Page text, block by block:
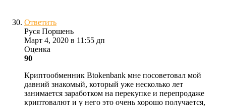
Ответить
Руся Поршень
Март 4, 2020 в 11:55 дп
Оценка
90
Криптообменник Btokenbank мне посоветовал мой
давний знакомый, который уже несколько лет
занимается заработком на перекупке и перепродаже
криптовалют и у него это очень хорошо получается,